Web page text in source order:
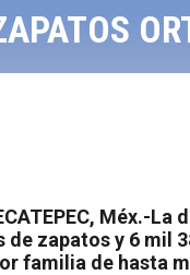
Méx.-
zapatos y 6 mil
familia de hasta